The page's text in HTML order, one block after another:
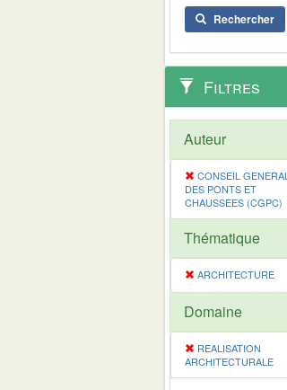
Rechercher
Filtres
Auteur
CONSEIL GENERAL
DES PONTS ET
CHAUSSEES (CGPC)
Thématique
ARCHITECTURE
Domaine
REALISATION
ARCHITECTURALE